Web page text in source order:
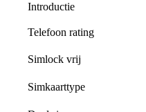
Introductie
Telefoon rating
Simlock vrij
Simkaarttype